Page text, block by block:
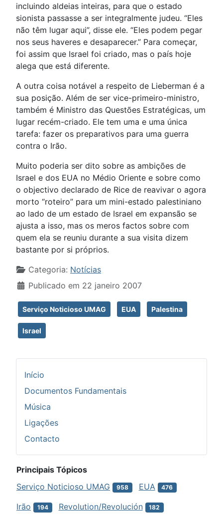
incluindo aldeias inteiras, para que o estado
sionista passasse a ser integralmente judeu. “Eles
não têm lugar aqui”, disse ele. “Eles podem pegar
nos seus haveres e desaparecer.” Para começar,
foi assim que Israel foi criado, mas o país hoje
alega que está diferente.
A outra coisa notável a respeito de Lieberman é a
sua posição. Além de ser vice-primeiro-ministro,
também é Ministro das Questões Estratégicas, um
lugar recém-criado. Ele tem uma e uma única
tarefa: fazer os preparativos para uma guerra
contra o Irão.
Muito poderia ser dito sobre as ambições de
Israel e dos EUA no Médio Oriente e sobre como
o objectivo declarado de Rice de reavivar o agora
morto “roteiro” para um mini-estado palestiniano
ao lado de um estado de Israel em expansão se
ajusta a isso, mas os meros factos sobre com
quem ela se reuniu durante a sua visita dizem
bastante por si próprios.
Detalhes
Categoria: Notícias
Publicado em 22 janeiro 2007
Serviço Noticioso UMAG EUA Palestina
Israel
Início
Documentos Fundamentais
Música
Ligações
Contacto
Principais Tópicos
Serviço Noticioso UMAG
958 EUA 476
Irão 194 Revolution/Revolución 182